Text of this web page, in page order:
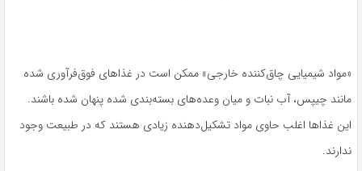
«مواد شیمیایی چاق‌کننده خارجی» ممکن است در غذاهای فوق‌فرآوری شده
مانند چیپس، آب نبات و میان وعده‌های بسته‌بندی شده پنهان شده باشند.
این غذاها اغلب حاوی مواد تشکیل‌دهنده زیادی هستند که در طبیعت وجود
ندارند.